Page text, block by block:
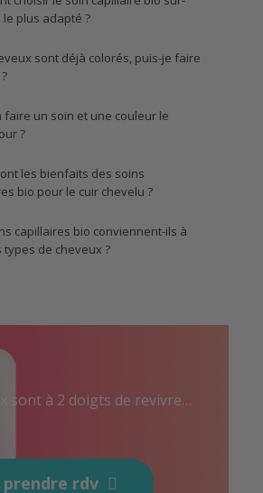
le plus adapté ?
sont déjà colorés, puis-je faire
faire un soin et une couleur le
?
les bienfaits des soins
bio pour le cuir chevelu ?
capillaires bio conviennent-ils à
types de cheveux ?
sont à 2 doigts de revivre…
prendre rdv